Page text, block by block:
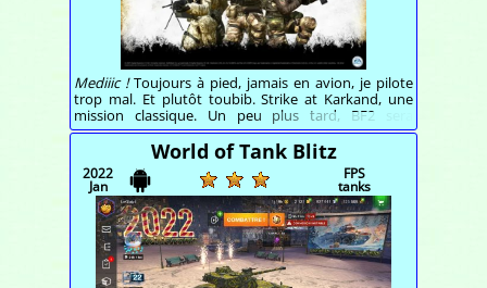
Mediiic !Toujours à pied, jamais en avion, je pilote
trop mal. Et plutôt toubib. Strike at Karkand, une
mission classique. Un peu plus tard, BF2 sera
supplanté par BF 2142.
World of Tank Blitz
2022
Jan
FPS
tanks